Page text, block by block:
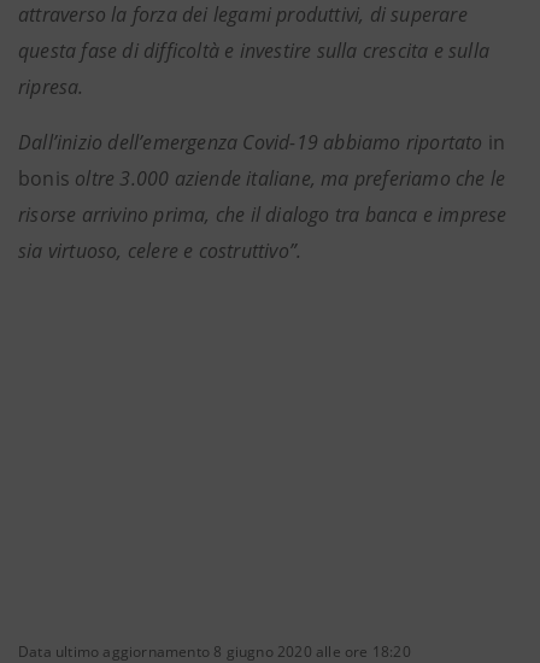
attraverso la forza dei legami produttivi, di superare
questa fase di difficoltà e investire sulla crescita e sulla
ripresa.
Dall’inizio dell’emergenza Covid-19 abbiamo riportato in
bonis oltre 3.000 aziende italiane, ma preferiamo che le
risorse arrivino prima, che il dialogo tra banca e imprese
sia virtuoso, celere e costruttivo”.
Data ultimo aggiornamento 8 giugno 2020 alle ore 18:20